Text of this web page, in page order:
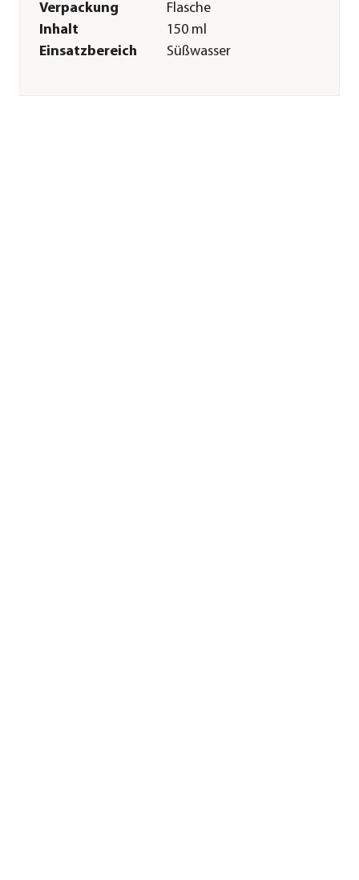
Verpackung
Flasche
Inhalt
150 ml
Einsatzbereich
Süßwasser